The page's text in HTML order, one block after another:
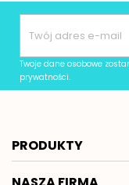
Twoje dane osobowe
prywatności.
PRODUKTY